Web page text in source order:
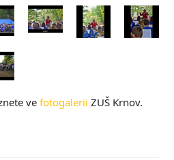
vefotogalerii ZUŠ Krnov.